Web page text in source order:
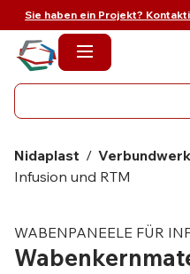
Sie haben ein Projekt?
Nidaplast /
Infusion und RTM
WABENPANEELE FÜR